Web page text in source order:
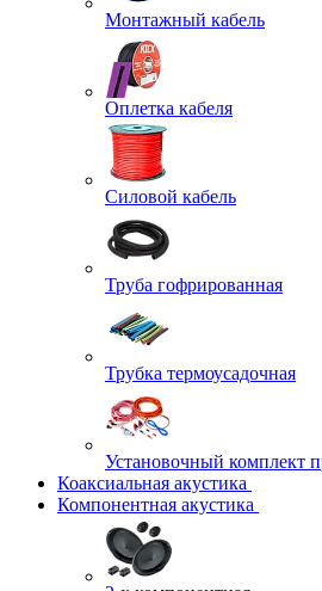
Монтажный кабель
Оплетка кабеля
Силовой кабель
Труба гофрированная
Трубка термоусадочная
Установочный комплект
Коаксиальная акустика
Компонентная акустика